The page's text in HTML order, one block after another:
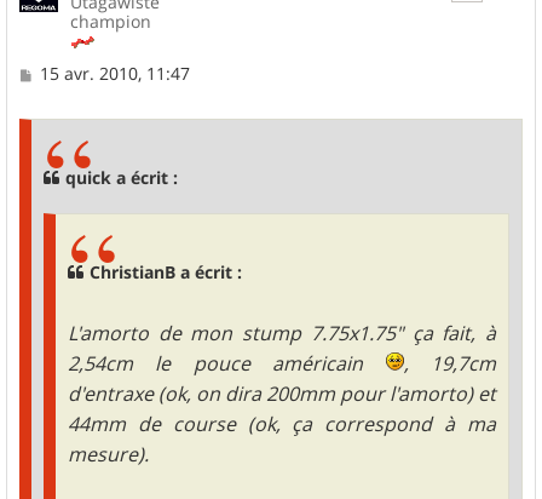
champion
M15 avr. 2010, 11:47
quick a écrit :
ChristianB a écrit :
L'amorto de mon stump 7.75x1.75" ça fait, à
2,54cm le pouce américain
, 19,7cm
d'entraxe (ok, on dira 200mm pour l'amorto) et
44mm de course (ok, ça correspond à ma
mesure).